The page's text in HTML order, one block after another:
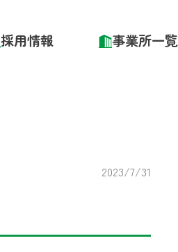
採用情報 事業所一覧
2023/7/31